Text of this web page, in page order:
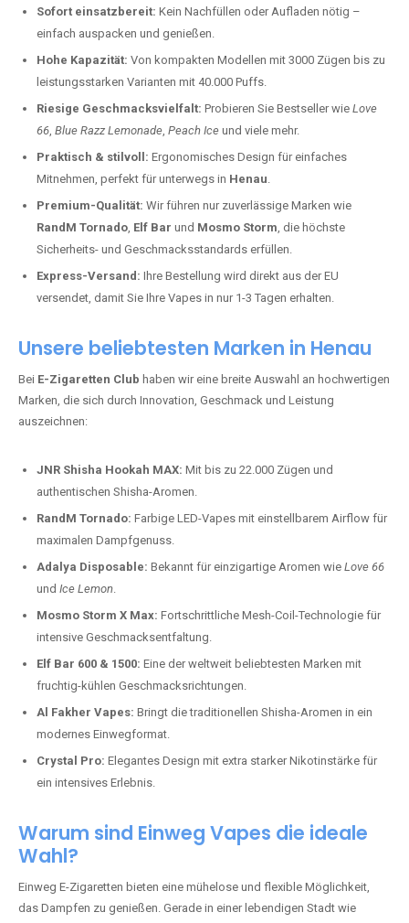
Sofort einsatzbereit: Kein Nachfüllen oder Aufladen nötig –
einfach auspacken und genießen.
Hohe Kapazität: Von kompakten Modellen mit 3000 Zügen bis zu
leistungsstarken Varianten mit 40.000 Puffs.
Riesige Geschmacksvielfalt: Probieren Sie Bestseller wie Love
66, Blue Razz Lemonade, Peach Ice und viele mehr.
Praktisch & stilvoll: Ergonomisches Design für einfaches
Mitnehmen, perfekt für unterwegs in Henau.
Premium-Qualität: Wir führen nur zuverlässige Marken wie
RandM Tornado, Elf Bar und Mosmo Storm, die höchste
Sicherheits- und Geschmacksstandards erfüllen.
Express-Versand: Ihre Bestellung wird direkt aus der EU
versendet, damit Sie Ihre Vapes in nur 1-3 Tagen erhalten.
Unsere beliebtesten Marken in Henau
Bei E-Zigaretten Club haben wir eine breite Auswahl an hochwertigen
Marken, die sich durch Innovation, Geschmack und Leistung
auszeichnen:
JNR Shisha Hookah MAX: Mit bis zu 22.000 Zügen und
authentischen Shisha-Aromen.
RandM Tornado: Farbige LED-Vapes mit einstellbarem Airflow für
maximalen Dampfgenuss.
Adalya Disposable: Bekannt für einzigartige Aromen wie Love 66
und Ice Lemon.
Mosmo Storm X Max: Fortschrittliche Mesh-Coil-Technologie für
intensive Geschmacksentfaltung.
Elf Bar 600 & 1500: Eine der weltweit beliebtesten Marken mit
fruchtig-kühlen Geschmacksrichtungen.
Al Fakher Vapes: Bringt die traditionellen Shisha-Aromen in ein
modernes Einwegformat.
Crystal Pro: Elegantes Design mit extra starker Nikotinstärke für
ein intensives Erlebnis.
Warum sind Einweg Vapes die ideale
Wahl?
Einweg E-Zigaretten bieten eine mühelose und flexible Möglichkeit,
das Dampfen zu genießen. Gerade in einer lebendigen Stadt wie